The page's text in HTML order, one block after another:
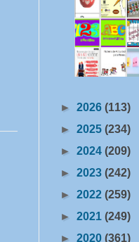
► 2026 (113)
► 2025 (234)
► 2024 (209)
► 2023 (242)
► 2022 (259)
► 2021 (249)
► 2020 (361)